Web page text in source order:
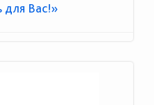
для Вас!»